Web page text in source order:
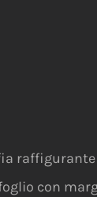
con